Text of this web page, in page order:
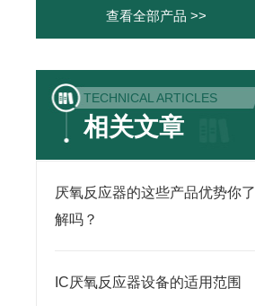
查看全部产品 >>
TECHNICAL ARTICLES
相关文章
厌氧反应器的这些产品优势你了
解吗？
IC厌氧反应器设备的适用范围